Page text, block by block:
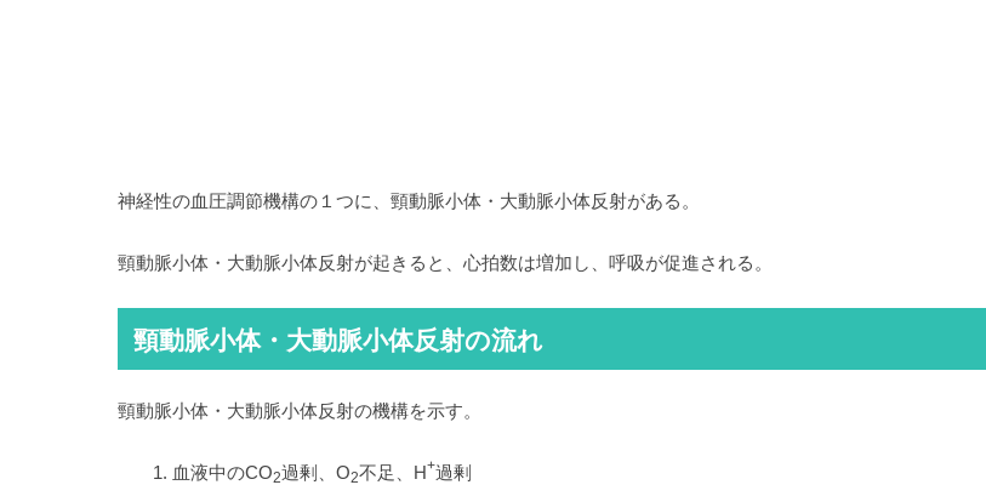
神経性の血圧調節機構の１つに、頸動脈小体・大動脈小体反射がある。
頸動脈小体・大動脈小体反射が起きると、心拍数は増加し、呼吸が促進される。
頸動脈小体・大動脈小体反射の流れ
頸動脈小体・大動脈小体反射の機構を示す。
血液中のCO2過剰、O2不足、H+過剰